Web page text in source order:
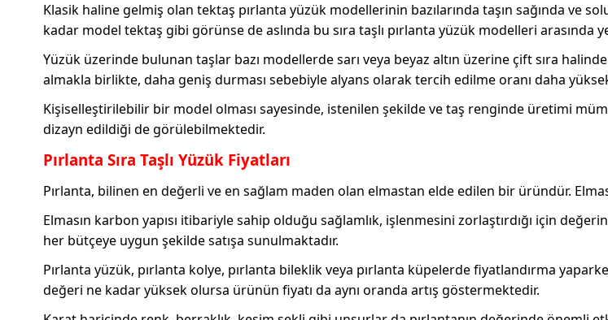
Klasik haline gelmiş olan tektaş pırlanta yüzük modellerinin bazılarında taşın sağında ve
kadar model tektaş gibi görünse de aslında bu sıra taşlı pırlanta yüzük modelleri arasında
Yüzük üzerinde bulunan taşlar bazı modellerde sarı veya beyaz altın üzerine çift sıra
almakla birlikte, daha geniş durması sebebiyle alyans olarak tercih edilme oranı daha
Kişiselleştirilebilir bir model olması sayesinde, istenilen şekilde ve taş renginde üretimi
dizayn edildiği de görülebilmektedir.
Pırlanta Sıra Taşlı Yüzük Fiyatları
Pırlanta, bilinen en değerli ve en sağlam maden olan elmastan elde edilen bir üründür.
Elmasın karbon yapısı itibariyle sahip olduğu sağlamlık, işlenmesini zorlaştırdığı için
her bütçeye uygun şekilde satışa sunulmaktadır.
Pırlanta yüzük, pırlanta kolye, pırlanta bileklik veya pırlanta küpelerde fiyatlandırma
değeri ne kadar yüksek olursa ürünün fiyatı da aynı oranda artış göstermektedir.